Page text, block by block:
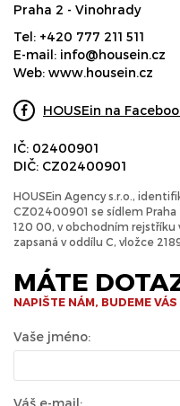
Praha 2 - Vinohrady
Tel: +420 777 211 511
E-mail: info@housein.cz
Web: www.housein.cz
HOUSEin na
IČ: 02400901
DIČ: CZ02400901
HOUSEin Agency s.r.o.,
CZ02400901 se sídlem Praha
120 00, v obchodním rejstříku
zapsaná v oddílu C, vložce
MÁTE
NAPIŠTE NÁM, BUDEME
Vaše jméno:
Váš e-mail: